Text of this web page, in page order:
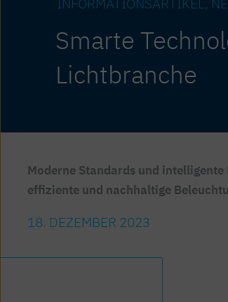
Smarte
Lichtbranche
Moderne Standards und intelligente
effiziente und nachhaltige
18. DEZEMBER 2023